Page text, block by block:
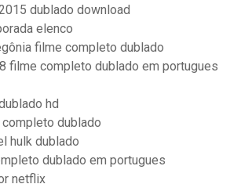
dublado download
elenco
filme completo dublado
filme completo dublado em portugues
hd
dublado
hulk dublado
dublado em portugues
netflix